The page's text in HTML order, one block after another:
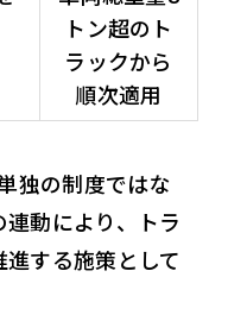
トン超のト
ラックから
順次適用
独の制度ではな
動により、トラ
する施策として